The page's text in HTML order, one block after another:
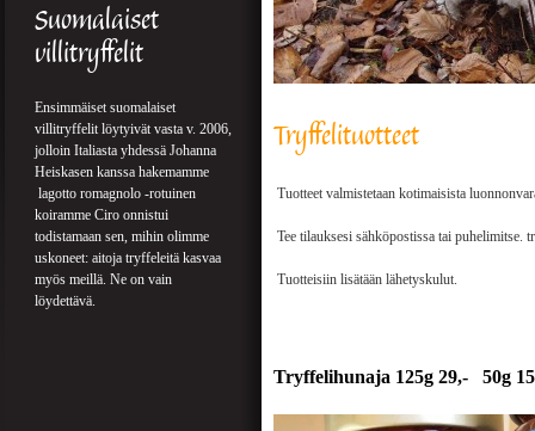
Suomalaiset
villitryffelit
Ensimmäiset suomalaiset
villitryffelit löytyivät vasta v. 2006,
jolloin Italiasta yhdessä Johanna
Heiskasen kanssa hakemamme
lagotto romagnolo -rotuinen
koiramme Ciro onnistui
todistamaan sen, mihin olimme
uskoneet: aitoja tryffeleitä kasvaa
myös meillä. Ne on vain
löydettävä.
Tryffelituotteet
Tuotteet valmistetaan kotimaisista
Tee tilauksesi sähköpostissa tai
Tuotteisiin lisätään lähetyskulut.
Tryffelihunaja 125g 29,- 50g